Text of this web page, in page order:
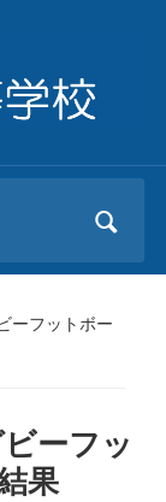
ーフットボー
ーフッ
果